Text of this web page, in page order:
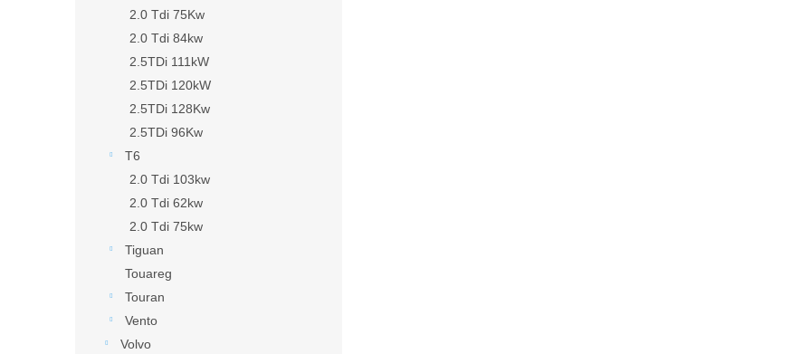
2.0 Tdi 75Kw
2.0 Tdi 84kw
2.5TDi 111kW
2.5TDi 120kW
2.5TDi 128Kw
2.5TDi 96Kw
T6
2.0 Tdi 103kw
2.0 Tdi 62kw
2.0 Tdi 75kw
Tiguan
Touareg
Touran
Vento
Volvo